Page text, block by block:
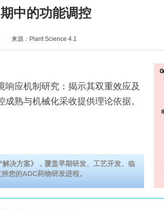
中的功能调控
来源：Plant Science 4.1
应机制研究：揭示其双重效应及
熟与机械化采收提供理论依据。
决方案》，覆盖早期研发、工艺开发、临
您的ADC药物研发进程。